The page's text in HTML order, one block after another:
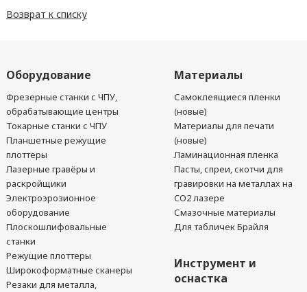
Возврат к списку
Оборудование
Фрезерные станки с ЧПУ,
обрабатывающие центры
Токарные станки с ЧПУ
Планшетные режущие
плоттеры
Лазерные гравёры и
раскройщики
Электроэрозионное
оборудование
Плоскошлифовальные
станки
Режущие плоттеры
Широкоформатные сканеры
Резаки для металла,
Материалы
Самоклеящиеся пленки
(новые)
Материалы для печати
(новые)
Ламинационная пленка
Пасты, спреи, скотчи для
гравировки на металлах на
CO2 лазере
Смазочные материалы
Для табличек Брайля
Инструмент и
оснастка